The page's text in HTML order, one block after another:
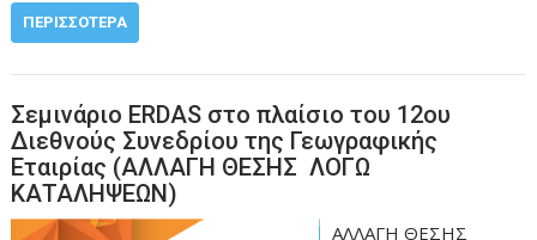
ΠΕΡΙΣΣΌΤΕΡΑ
Σεμινάριο ERDAS στο πλαίσιο του 12ου
Διεθνούς Συνεδρίου της Γεωγραφικής
Εταιρίας (ΑΛΛΑΓΗ ΘΕΣΗΣ ΛΟΓΩ
ΚΑΤΑΛΗΨΕΩΝ)
ΑΛΛΑΓΗ ΘΕΣΗΣ